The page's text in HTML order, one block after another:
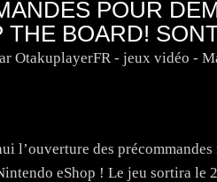
POUR
THE BOARD!
OtakuplayerFR - jeux vidéo -
l’ouverture des
eShop ! Le jeu sortira le